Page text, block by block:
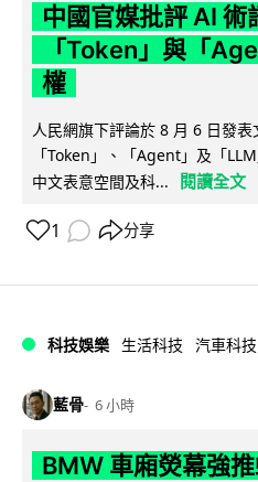
中國官媒批評 AI
「Token」與「
權
人民網旗下評論於 8 月 6 日發
「Token」、「Agent」及「
中文表意空間及科...
閱讀全文
1 分享
科技娛樂 生活科技 汽車科技
藍骨 6 小時
BMW 車廂熒幕強